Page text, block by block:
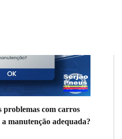
problemas com carros
manutenção adequada?